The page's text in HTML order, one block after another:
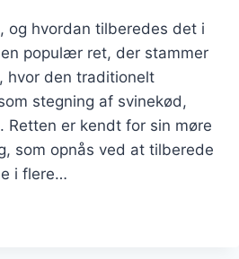
og hvordan tilberedes det i
populær ret, der stammer
hvor den traditionelt
stegning af svinekød,
Retten er kendt for sin møre
som opnås ved at tilberede
i flere…